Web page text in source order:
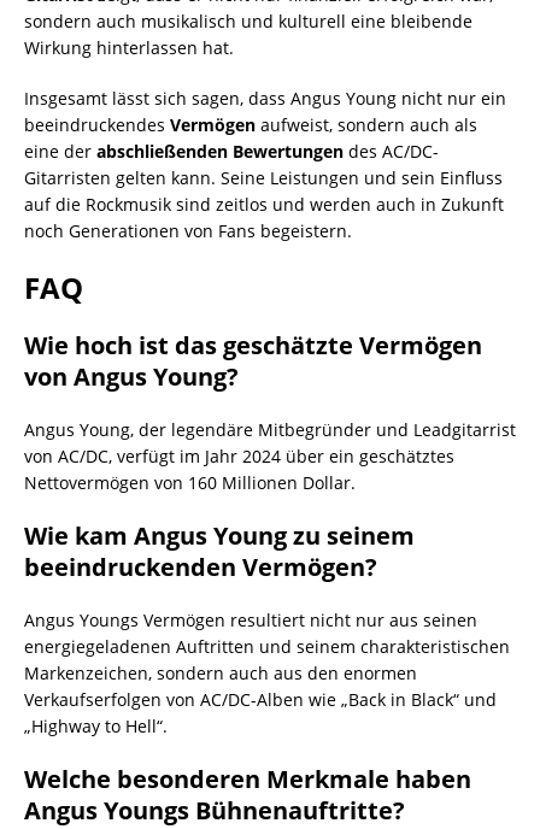
sondern auch musikalisch und kulturell eine bleibende
Wirkung hinterlassen hat.
Insgesamt lässt sich sagen, dass Angus Young nicht nur ein
beeindruckendes Vermögen aufweist, sondern auch als
eine der abschließenden Bewertungen des AC/DC-
Gitarristen gelten kann. Seine Leistungen und sein Einfluss
auf die Rockmusik sind zeitlos und werden auch in Zukunft
noch Generationen von Fans begeistern.
FAQ
Wie hoch ist das geschätzte Vermögen
von Angus Young?
Angus Young, der legendäre Mitbegründer und Leadgitarrist
von AC/DC, verfügt im Jahr 2024 über ein geschätztes
Nettovermögen von 160 Millionen Dollar.
Wie kam Angus Young zu seinem
beeindruckenden Vermögen?
Angus Youngs Vermögen resultiert nicht nur aus seinen
energiegeladenen Auftritten und seinem charakteristischen
Markenzeichen, sondern auch aus den enormen
Verkaufserfolgen von AC/DC-Alben wie „Back in Black“ und
„Highway to Hell“.
Welche besonderen Merkmale haben
Angus Youngs Bühnenauftritte?